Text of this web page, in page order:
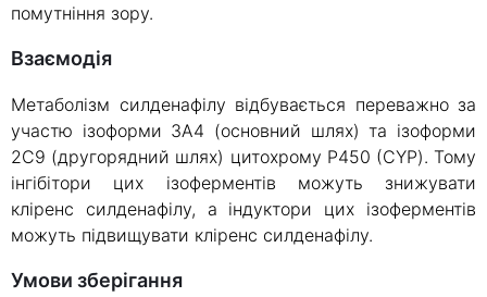
помутніння зору.
Взаємодія
Метаболізм силденафілу відбувається переважно за
участю ізоформи ЗА4 (основний шлях) та ізоформи
2С9 (другорядний шлях) цитохрому Р450 (CYP). Тому
інгібітори цих ізоферментів можуть знижувати
кліренс силденафілу, а індуктори цих ізоферментів
можуть підвищувати кліренс силденафілу.
Умови зберігання